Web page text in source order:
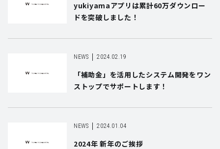
yukiyamaアプリは累計60万ダウンロー
ドを突破しました！
NEWS 2024.02.19
「補助金」を活用したシステム開発をワン
ストップでサポートします！
NEWS 2024.01.04
2024年 新年のご挨拶